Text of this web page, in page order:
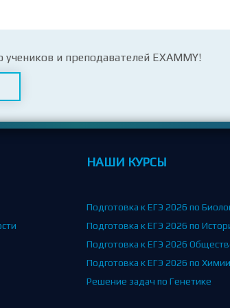
и преподавателей EXAMMY!
НАШИ КУРСЫ
Подготовка к ЕГЭ 2026 по
Подготовка к ЕГЭ 2026 по
Подготовка к ЕГЭ 2026
Подготовка к ЕГЭ 2026 по Химии
Решение задач по Генетике